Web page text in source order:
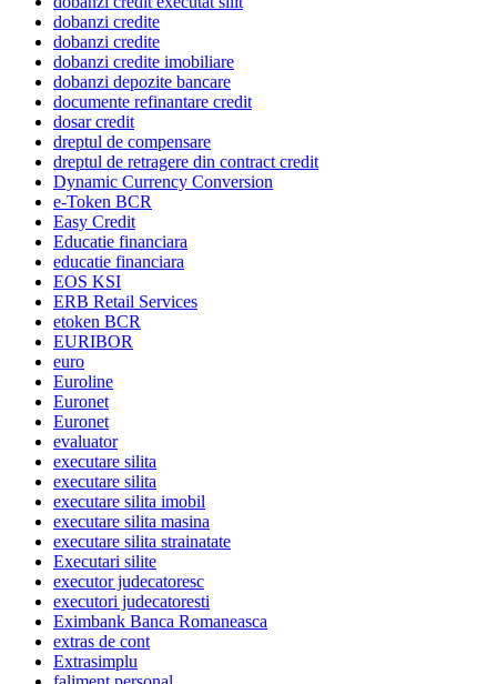
dobanzi credite
dobanzi credite
dobanzi credite imobiliare
dobanzi depozite bancare
documente refinantare credit
dosar credit
dreptul de compensare
dreptul de retragere din contract credit
Dynamic Currency Conversion
e-Token BCR
Easy Credit
Educatie financiara
educatie financiara
EOS KSI
ERB Retail Services
etoken BCR
EURIBOR
euro
Euroline
Euronet
Euronet
evaluator
executare silita
executare silita
executare silita imobil
executare silita masina
executare silita strainatate
Executari silite
executor judecatoresc
executori judecatoresti
Eximbank Banca Romaneasca
extras de cont
Extrasimplu